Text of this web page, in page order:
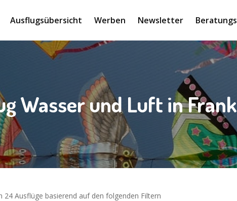
Ausflugsübersicht Werben Newsletter
Wasser und Luft in
24 Ausflüge basierend auf den folgenden Filtern